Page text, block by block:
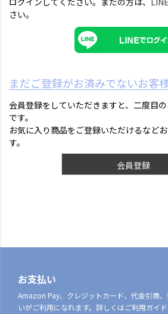
さい。
まだご登録がお済みでないお客
会員登録をしていただきますと、二度目
です。
お気に入り商品をご登録いただけるなど
す。
会員登録
お支払い
Amazon Pay、クレジットカード、代金引換
いがご利用になれます。詳しくはご利用ガイド